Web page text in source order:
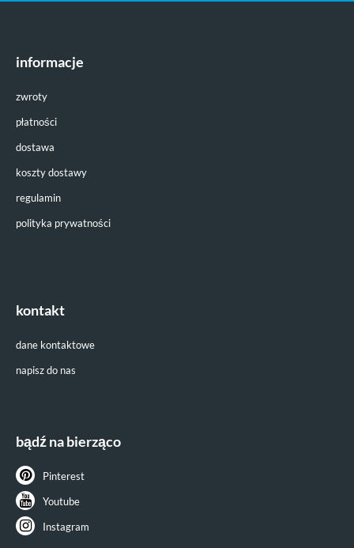
informacje
zwroty
płatności
dostawa
koszty dostawy
regulamin
polityka prywatności
kontakt
dane kontaktowe
napisz do nas
bądź na bierząco
Pinterest
Youtube
Instagram